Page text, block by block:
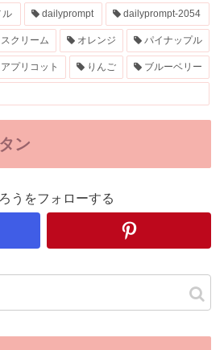
ル dailyprompt dailyprompt-2054
クリーム オレンジ パイナップル
アプリコット りんご ブルーベリー
ン
うをフォローする